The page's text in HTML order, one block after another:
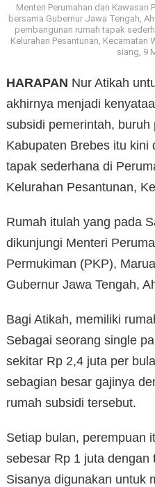
Menteri Perumahan dan Kawasan
bersama Gubernur Jawa Tengah,
pembangunan rumah tapak
Kelurahan Pesantunan, Kecamatan
siang, 9
HARAPAN Nur Atikah
akhirnya menjadi
subsidi pemerintah, buruh
Kabupaten Brebes itu kini
tapak sederhana di
Kelurahan Pesantunan,
Rumah itulah yang pada
dikunjungi Menteri
Permukiman (PKP),
Gubernur Jawa Tengah,
Bagi Atikah, memiliki
Sebagai seorang single
sekitar Rp 2,4 juta per
sebagian besar gajinya
rumah subsidi tersebut.
Setiap bulan, perempuan
sebesar Rp 1 juta dengan
Sisanya digunakan untuk